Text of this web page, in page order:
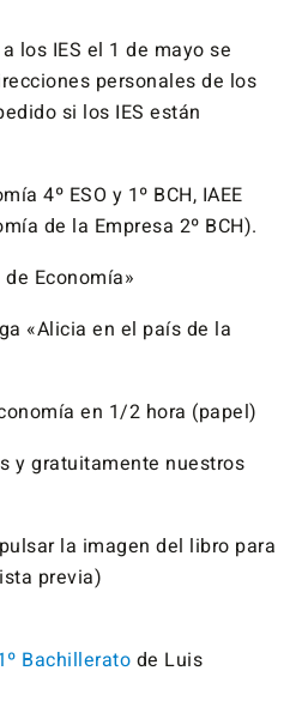
los IES el 1 de mayo se
personales de los
si los IES están
4º ESO y 1º BCH, IAEE
de la Empresa 2º BCH).
Economía»
«Alicia en el país de la
en 1/2 hora (papel)
y gratuitamente nuestros
la imagen del libro para
previa)
Bachillerato de Luis